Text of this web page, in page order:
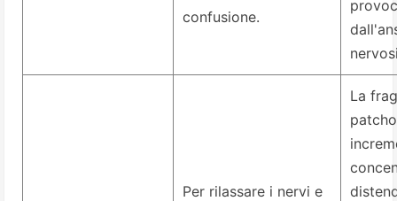
confusione.
Per rilassare i nervi e
La